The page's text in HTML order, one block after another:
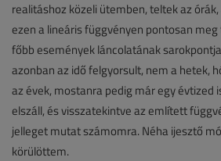
realitáshoz közeli ütemben, teltek az
ezen a lineáris függvényen pontosan
főbb események láncolatának
azonban az idő felgyorsult, nem a hetek,
az évek, mostanra pedig már egy évtized
elszáll, és visszatekintve az említett
jelleget mutat számomra. Néha ijesztő
körülöttem.